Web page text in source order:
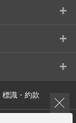
+
+
+
標識・約款